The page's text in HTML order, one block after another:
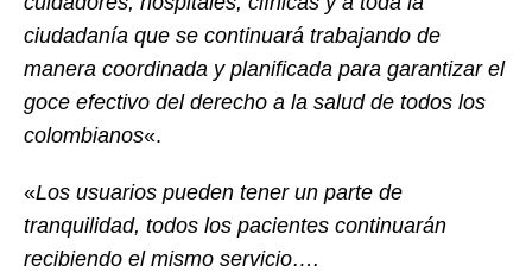
ciudadanía que se continuará trabajando de
manera coordinada y planificada para garantizar el
goce efectivo del derecho a la salud de todos los
colombianos«.
«Los usuarios pueden tener un parte de
tranquilidad, todos los pacientes continuarán
recibiendo el mismo servicio….